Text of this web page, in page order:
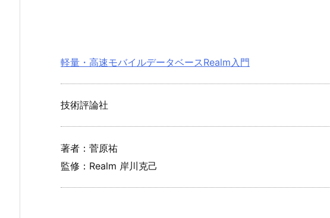
軽量・高速モバイルデータベースRealm入門
技術評論社
著者：菅原祐
監修：Realm 岸川克己